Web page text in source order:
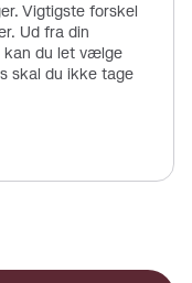
Vigtigste forskel
Ud fra din
kan du let vælge
skal du ikke tage